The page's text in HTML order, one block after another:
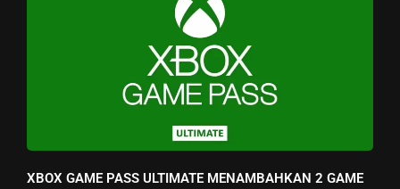
XBOX GAME PASS ULTIMATE MENAMBAHKAN 2 GAME